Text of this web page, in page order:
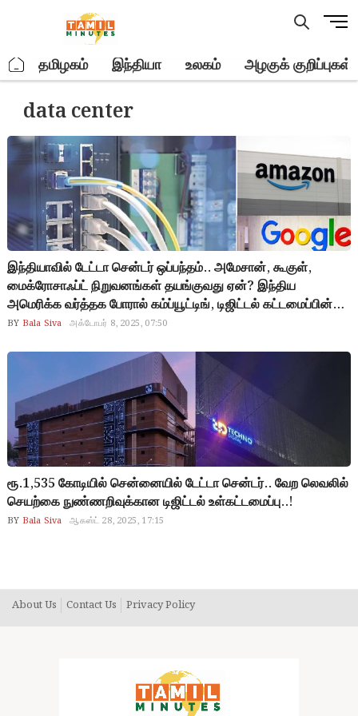
M
u
o
n
. தமிழகம் இந்தியா உலகம் அழகுக் குறிப்புகள்
data center
இந்தியாவில் டேட்டா சென்டர் ஒப்பந்தம்.. அமேசான், கூகுள்,
மைக்ரோசாஃப்ட் நிறுவனங்கள் தயங்குவது ஏன்? இந்திய
அமெரிக்க வர்த்தக போரால் கம்ப்யூட்டிங், டிஜிட்டல் கட்டமைப்பின்
எதிர்கால போக்கில் மாற்றமா? என்ன செய்ய போகிறது இந்தியா?
BY Bala Siva அக்டோபர் 8, 2025, 07:50
ரூ.1,535 கோடியில் சென்னையில் டேட்டா சென்டர்.. வேற லெவலில்
செயற்கை நுண்ணறிவுக்கான டிஜிட்டல் உள்கட்டமைப்பு..!
BY Bala Siva ஆகஸ்ட் 28, 2025, 17:15
About Us Contact Us Privacy Policy